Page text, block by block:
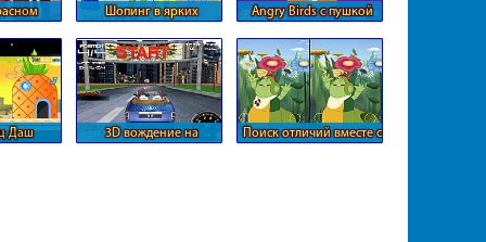
Шопинг в ярких
Angry Birds с пушкой
Даш
3D вождение на
Поиск отличий вместе с